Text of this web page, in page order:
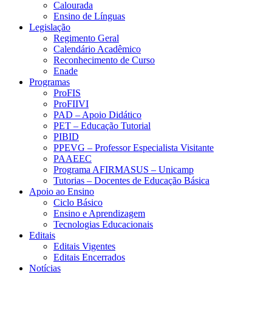
Calourada
Ensino de Línguas
Legislação
Regimento Geral
Calendário Acadêmico
Reconhecimento de Curso
Enade
Programas
ProFIS
ProFIIVI
PAD – Apoio Didático
PET – Educação Tutorial
PIBID
PPEVG – Professor Especialista Visitante
PAAEEC
Programa AFIRMASUS – Unicamp
Tutorias – Docentes de Educação Básica
Apoio ao Ensino
Ciclo Básico
Ensino e Aprendizagem
Tecnologias Educacionais
Editais
Editais Vigentes
Editais Encerrados
Notícias